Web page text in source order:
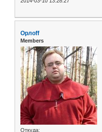
Орлоff
Members
Откуда: